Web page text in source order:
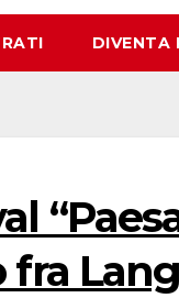
DIVENTA